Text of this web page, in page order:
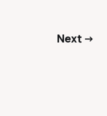
Next →